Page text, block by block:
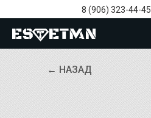
8 (906) 323-44-45
← НАЗАД